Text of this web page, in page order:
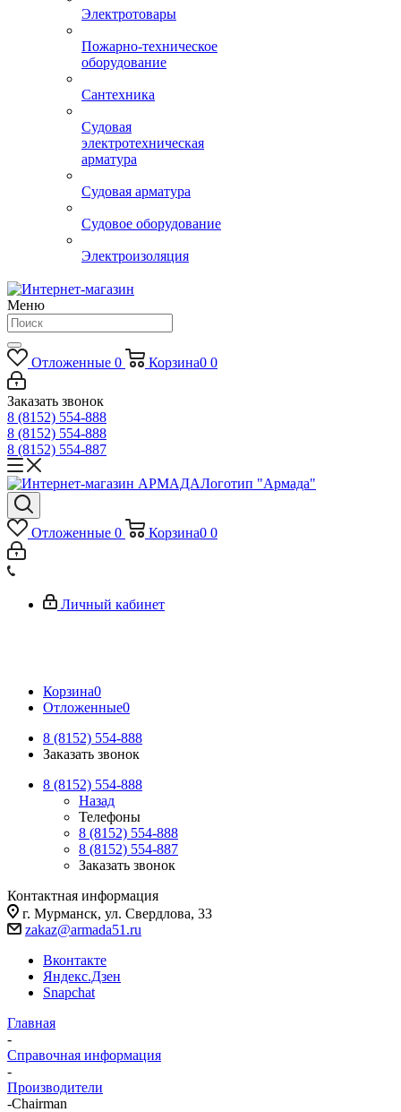
Электротовары
Пожарно-техническое
оборудование
Сантехника
Судовая
электротехническая
арматура
Судовая арматура
Судовое оборудование
Электроизоляция
Меню
Отложенные 0 Корзина0 0
Заказать звонок
8 (8152) 554-888
8 (8152) 554-888
8 (8152) 554-887
Логотип "Армада"
Отложенные 0 Корзина0 0
Личный кабинет
Корзина0
Отложенные0
8 (8152) 554-888
Заказать звонок
8 (8152) 554-888
Назад
Телефоны
8 (8152) 554-888
8 (8152) 554-887
Заказать звонок
Контактная информация
г. Мурманск, ул. Свердлова, 33
zakaz@armada51.ru
Вконтакте
Яндекс.Дзен
Snapchat
Главная
-
Справочная информация
-
Производители
-Chairman